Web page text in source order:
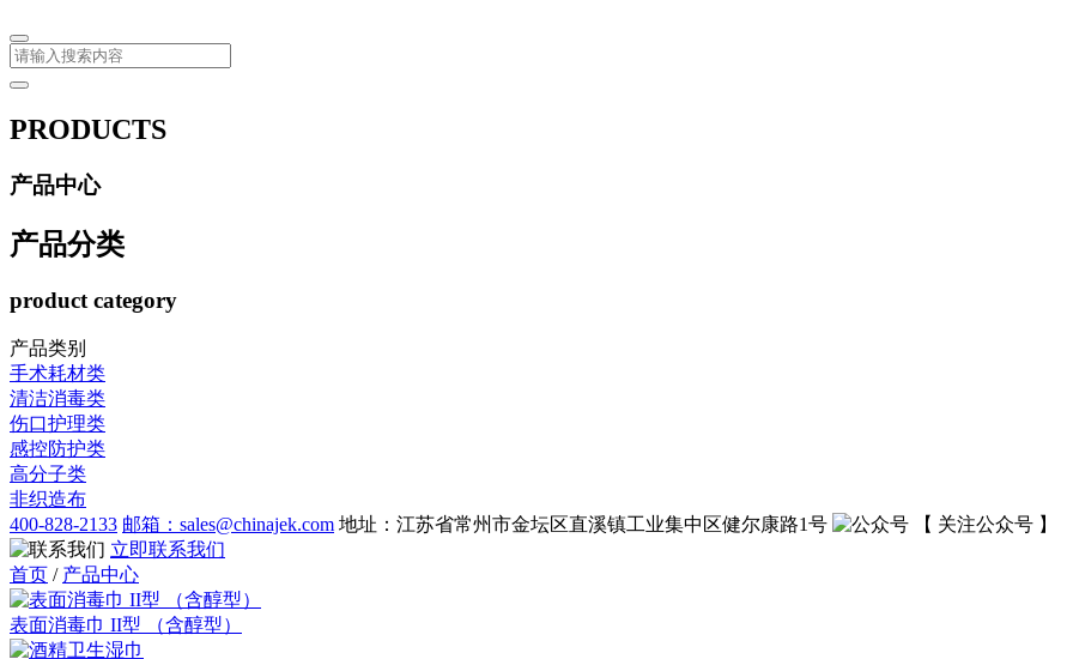
PRODUCTS
产品中心
产品分类
product category
产品类别
手术耗材类
清洁消毒类
伤口护理类
感控防护类
高分子类
非织造布
400-828-2133 邮箱：sales@chinajek.com 地址：江苏省常州市金坛区直溪镇工业集中区健尔康路1号
【 关注公众号 】
立即联系我们
首页 / 产品中心
表面消毒巾 II型 （含醇型）